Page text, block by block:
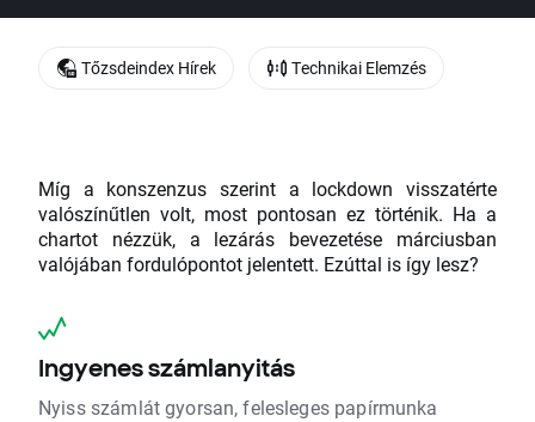
Míg a konszenzus szerint a lockdown visszatérte
valószínűtlen volt, most pontosan ez történik. Ha a
chartot nézzük, a lezárás bevezetése márciusban
valójában fordulópontot jelentett. Ezúttal is így lesz?
Ingyenes számlanyitás
Nyiss számlát gyorsan, felesleges papírmunka
Tőzsdeindex Hírek Technikai Elemzés